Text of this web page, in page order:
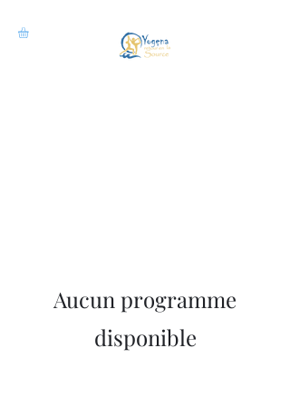
Aucun programme
disponible